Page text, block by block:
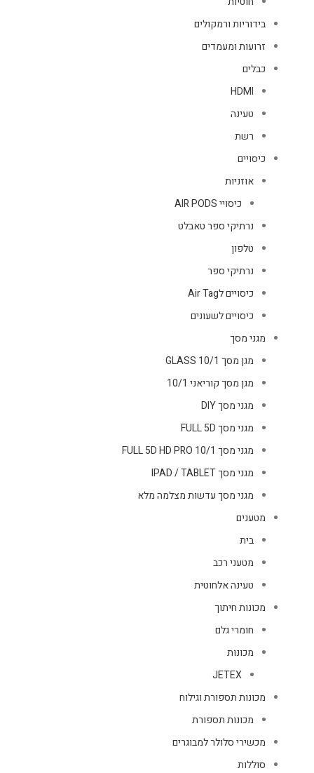
בידוריות ורמקולים
זרועות ומעמדים
כבלים
HDMI
טעינה
רשת
כיסויים
אוזניות
כיסויי AIR PODS
נרתיקי ספר טאבלט
טלפון
נרתיקי ספר
כיסויים לAir Tag
כיסויים לשעונים
מגני מסך
מגן מסך GLASS 10/1
מגן מסך קוריאני 10/1
מגני מסך DIY
מגני מסך FULL 5D
מגני מסך FULL 5D HD PRO 10/1
מגני מסך IPAD / TABLET
מגני מסך עדשות מצלמה מלא
מטענים
בית
מטעני רכב
טעינה אלחוטית
מכונות חיתוך
חומרי גלם
מכונות
JETEX
מכונות תספורת וגילוח
מכונות תספורת
מכשירי סלולר למבוגרים
סוללות